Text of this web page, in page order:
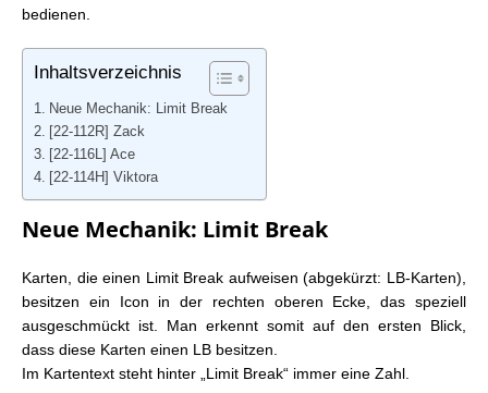
FFTCG: Karte der Woche – Hidden Hope: Dorgann
FFTCG: Karte der Woche – Hidden Hope: Cifer
FFTCG: Karte der Woche – Hidden Trials: Hope
FFTCG: Karte der Woche – Hidden Trials: Junger
Excenmille und Junger Rahal
FFTCG: Karte der Woche – Hidden Trials: Edge
FFTCG: Karte der Woche – Hidden Trials: Caius
FFTCG: Karte der Woche – Hidden Trials: Terra
Clive
Garland
FFTCG: Karte der Woche – Hidden Legends:
Lightning
FFTCG: Karte der Woche – Hidden Legends: Tidus
FFTCG: Karte der Woche – Hidden Legends: Odin
bedienen.
Inhaltsverzeichnis
Neue Mechanik: Limit Break
[22-112R] Zack
[22-116L] Ace
[22-114H] Viktora
Neue Mechanik: Limit Break
Karten, die einen Limit Break aufweisen (abgekürzt: LB-Karten),
besitzen ein Icon in der rechten oberen Ecke, das speziell
ausgeschmückt ist. Man erkennt somit auf den ersten Blick,
dass diese Karten einen LB besitzen.
Im Kartentext steht hinter „Limit Break“ immer eine Zahl.